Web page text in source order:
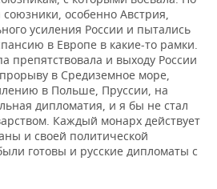
особенно Австрия,
усиления России и пытались
в Европе в какие-то рамки.
препятствовала и выходу России
в Средиземное море,
в Польше, Пруссии, на
дипломатия, и я бы не стал
Каждый монарх действует
и своей политической
готовы и русские дипломаты с